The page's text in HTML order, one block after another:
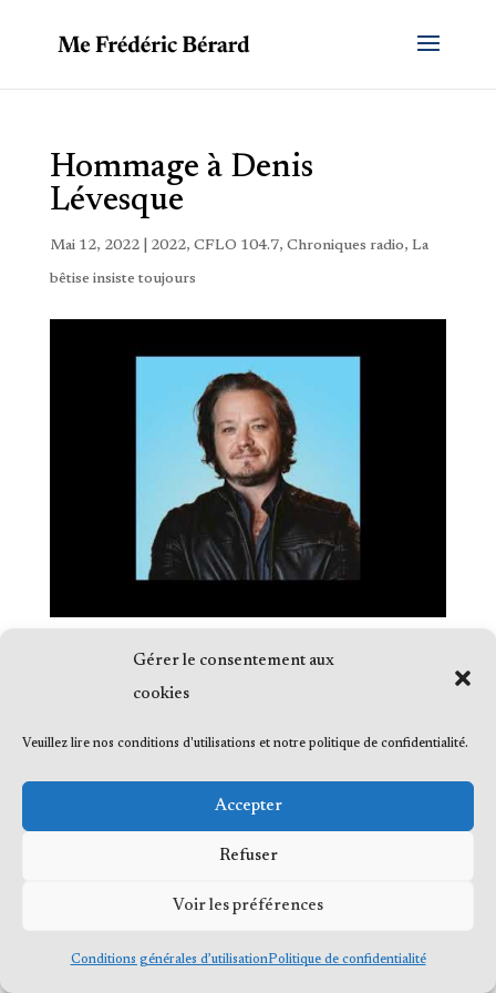
Gérer le consentement aux
cookies
Veuillez lire nos conditions d'utilisations et notre politique de confidentialité.
Accepter
Refuser
Voir les préférences
Conditions générales d’utilisationPolitique de confidentialité
Hommage à Denis
Lévesque
Mai 12, 2022| 2022, CFLO 104.7, Chroniques radio, La
bêtise insiste toujours